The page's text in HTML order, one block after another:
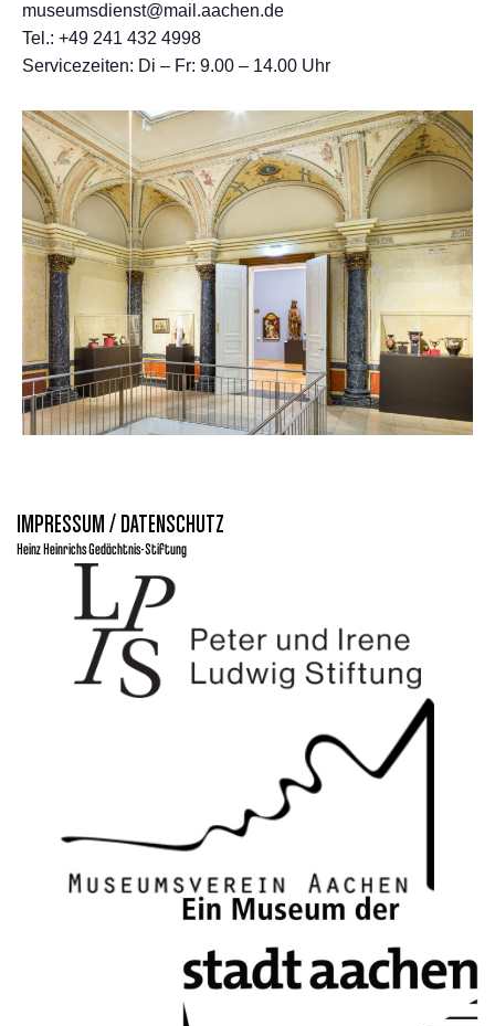
museumsdienst@mail.aachen.de
Tel.: +49 241 432 4998
Servicezeiten: Di – Fr: 9.00 – 14.00 Uhr
IMPRESSUM / DATENSCHUTZ
Heinz Heinrichs Gedächtnis-Stiftung